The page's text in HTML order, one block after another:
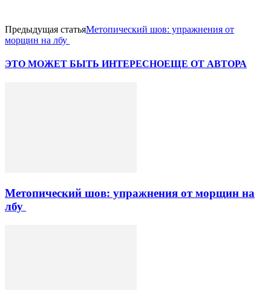
Предыдущая статьяМетопический шов: упражнения от
морщин на лбу
ЭТО МОЖЕТ БЫТЬ ИНТЕРЕСНОЕЩЕ ОТ АВТОРА
Метопический шов: упражнения от морщин на
лбу